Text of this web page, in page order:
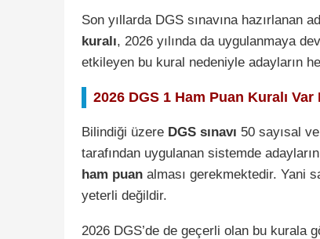
Son yıllarda DGS sınavına hazırlanan
kuralı, 2026 yılında da uygulanmaya
etkileyen bu kural nedeniyle adayların
2026 DGS 1 Ham Puan Kuralı Var
Bilindiği üzere DGS sınavı 50 sayısal
tarafından uygulanan sistemde
ham puan alması gerekmektedir. Yani
yeterli değildir.
2026 DGS’de de geçerli olan bu kurala